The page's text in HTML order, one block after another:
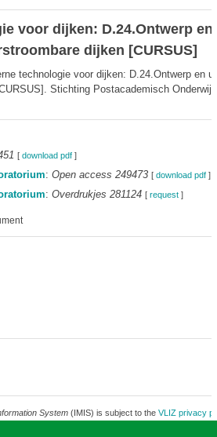
voor dijken: D.24.Ontwerp en
dijken [CURSUS]
technologie voor dijken: D.24.Ontwerp en
Stichting Postacademisch
[ download pdf]
: Open access 249473 [ download pdf]
: Overdrukjes 281124 [ request]
System(IMIS) is subject to the VLIZ privacy